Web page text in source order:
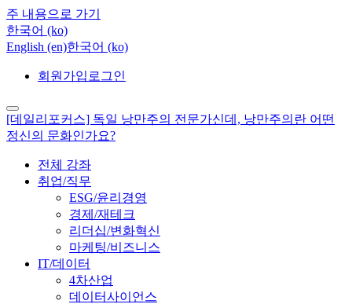
주 내용으로 가기
한국어 ‎(ko)‎
English ‎(en)‎한국어 ‎(ko)‎
회원가입 로그인
[데일리포커스] 독일 낭만주의 전문가신데, 낭만주의란 어떤
정신의 문화인가요?
전체 강좌
취업/직무
ESG/윤리경영
경제/재테크
리더십/변화혁신
마케팅/비즈니스
IT/데이터
4차산업
데이터사이언스